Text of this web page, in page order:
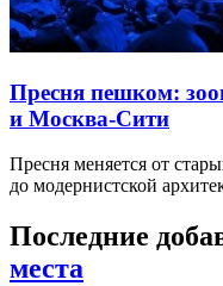
Пресня пешком:
и Москва-Сити
Пресня меняется от
до модернистской
Последние
места